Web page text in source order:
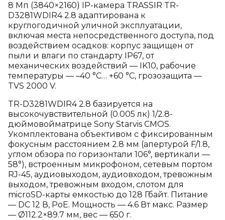
8 Мп (3840×2160) IP-камера TRASSIR TR-
D3281WDIR4 2.8 адаптирована к
круглогодичной уличной эксплуатации,
включая места непосредственного доступа, под
воздействием осадков: корпус защищен от
пыли и влаги по стандарту IP67, от
механических воздействий — IK10, рабочие
температуры — –40 °C… +60 °C, грозозащита —
TVS 2000 V.
TR-D3281WDIR4 2.8 базируется на
высокочувствительной (0.005 лк) 1/2.8-
дюймовойматрице Sony Starvis CMOS.
Укомплектована объективом с фиксированным
фокусным расстоянием 2.8 мм (апертурой F/1.8,
углом обзора по горизонтали 106°, вертикали —
58°), встроенным микрофоном, сетевым портом
RJ-45, аудиовыходом, аудиовходом, тревожным
выходом, тревожным входом, слотом для
microSD-карты емкостью до 128 Гбайт. Питание
— DC 12 В, PoE. Мощность — 4.6 Вт макс. Размер
— Ø112.2×89.7 мм, вес — 650 г.